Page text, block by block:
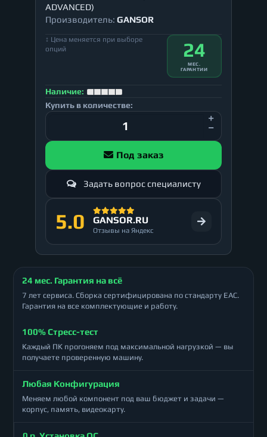
ADVANCED)
Производитель: GANSOR
↕ Цена меняется при выборе
опций
24
МЕС.
ГАРАНТИИ
Наличие:
Купить в количестве:
Под заказ
Задать вопрос специалисту
5.0 GANSOR.RU
Отзывы на Яндекс
24 мес. Гарантия на всё
7 лет сервиса. Сборка сертифицирована по стандарту ЕАС.
Гарантия на все комплектующие и работу.
100% Стресс-тест
Каждый ПК прогоняем под максимальной нагрузкой — вы
получаете проверенную машину.
Любая Конфигурация
Меняем любой компонент под ваш бюджет и задачи —
корпус, память, видеокарту.